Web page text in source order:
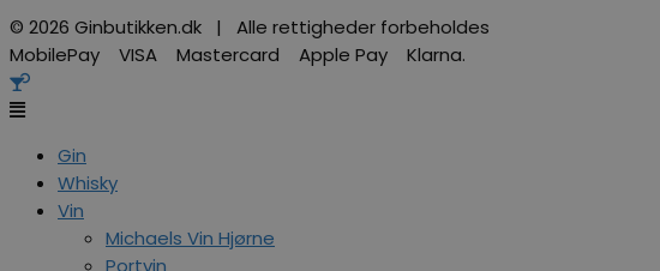
© 2026 Ginbutikken.dk | Alle rettigheder forbeholdes
MobilePay VISA Mastercard Apple Pay Klarna.
Gin
Whisky
Vin
Michaels Vin Hjørne
Portvin